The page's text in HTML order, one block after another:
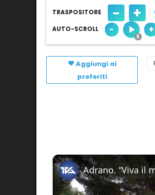
TRASPOSITORE - +
AUTO-SCROLL - +
Aggiungi ai
preferiti